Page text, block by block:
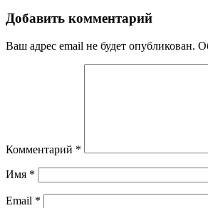
Добавить комментарий
Ваш адрес email не будет опубликован.
Комментарий *
Имя *
Email *